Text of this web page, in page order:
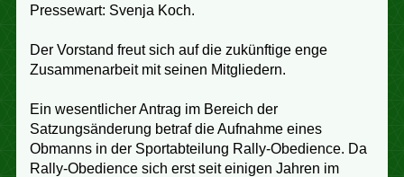
Pressewart: Svenja Koch.
Der Vorstand freut sich auf die zukünftige enge
Zusammenarbeit mit seinen Mitgliedern.
Ein wesentlicher Antrag im Bereich der
Satzungsänderung betraf die Aufnahme eines
Obmanns in der Sportabteilung Rally-Obedience. Da
Rally-Obedience sich erst seit einigen Jahren im